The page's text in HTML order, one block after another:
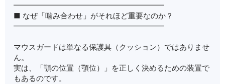
━━━━━━━━━━━━━━━━━━━━
■ なぜ「噛み合わせ」がそれほど重要なのか？
━━━━━━━━━━━━━━━━━━━━
マウスガードは単なる保護具（クッション）ではありませ
ん。
実は、「顎の位置（顎位）」を正しく決めるための装置で
もあるのです。